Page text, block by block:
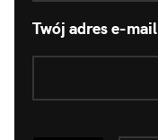
Twój adres e-mail